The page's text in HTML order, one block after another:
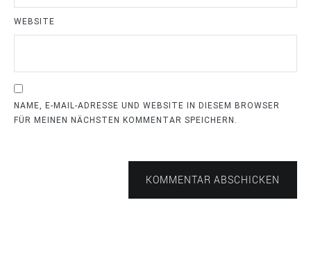
WEBSITE
NAME, E-MAIL-ADRESSE UND WEBSITE IN DIESEM BROWSER
FÜR MEINEN NÄCHSTEN KOMMENTAR SPEICHERN.
KOMMENTAR ABSCHICKEN